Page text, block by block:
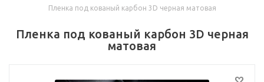
Пленка под кованый карбон 3D черная матовая
Пленка под кованый карбон 3D черная
матовая